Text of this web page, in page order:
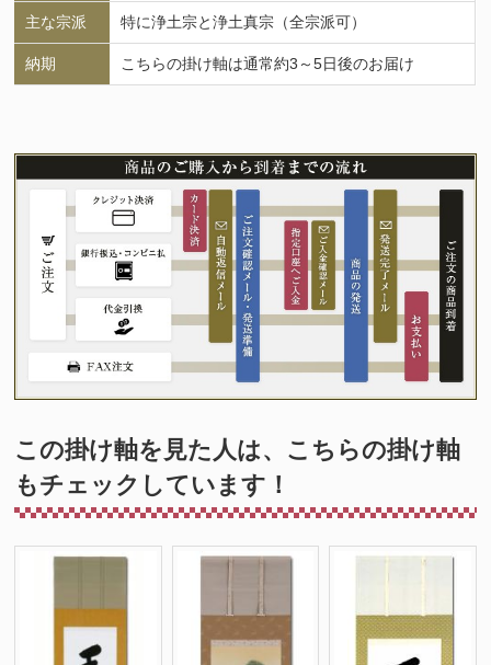
主な宗派 特に浄土宗と浄土真宗（全宗派可）
納期 こちらの掛け軸は通常約3～5日後のお届け
この掛け軸を見た人は、こちらの掛け軸
もチェックしています！